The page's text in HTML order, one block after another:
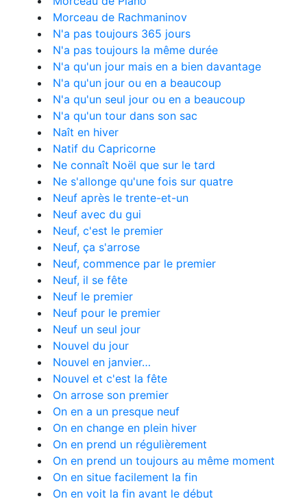
Morceau de Rachmaninov
N'a pas toujours 365 jours
N'a pas toujours la même durée
N'a qu'un jour mais en a bien davantage
N'a qu'un jour ou en a beaucoup
N'a qu'un seul jour ou en a beaucoup
N'a qu'un tour dans son sac
Naît en hiver
Natif du Capricorne
Ne connaît Noël que sur le tard
Ne s'allonge qu'une fois sur quatre
Neuf après le trente-et-un
Neuf avec du gui
Neuf, c'est le premier
Neuf, ça s'arrose
Neuf, commence par le premier
Neuf, il se fête
Neuf le premier
Neuf pour le premier
Neuf un seul jour
Nouvel du jour
Nouvel en janvier…
Nouvel et c'est la fête
On arrose son premier
On en a un presque neuf
On en change en plein hiver
On en prend un régulièrement
On en prend un toujours au même moment
On en situe facilement la fin
On en voit la fin avant le début